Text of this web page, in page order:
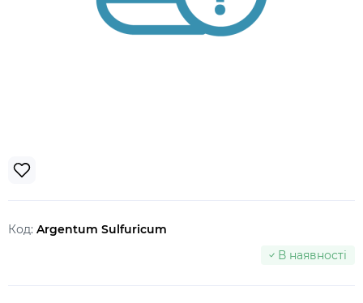
Код: Argentum Sulfuricum
В наявності